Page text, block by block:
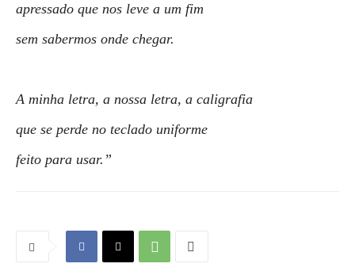
apressado que nos leve a um fim
sem sabermos onde chegar.
A minha letra, a nossa letra, a caligrafia
que se perde no teclado uniforme
feito para usar.”